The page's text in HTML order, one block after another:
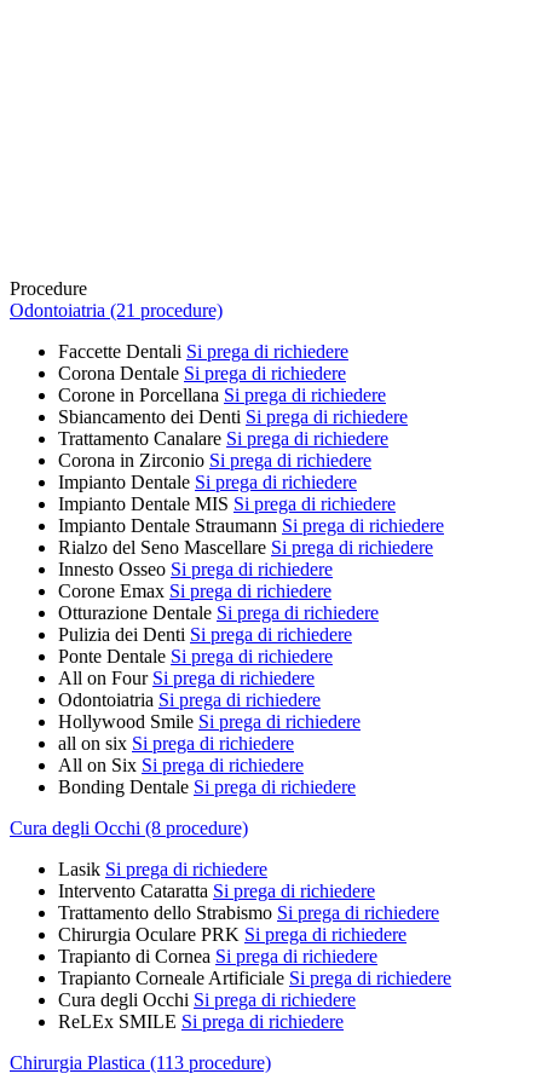
Procedure
Odontoiatria (21 procedure)
Faccette Dentali Si prega di richiedere
Corona Dentale Si prega di richiedere
Corone in Porcellana Si prega di richiedere
Sbiancamento dei Denti Si prega di richiedere
Trattamento Canalare Si prega di richiedere
Corona in Zirconio Si prega di richiedere
Impianto Dentale Si prega di richiedere
Impianto Dentale MIS Si prega di richiedere
Impianto Dentale Straumann Si prega di richiedere
Rialzo del Seno Mascellare Si prega di richiedere
Innesto Osseo Si prega di richiedere
Corone Emax Si prega di richiedere
Otturazione Dentale Si prega di richiedere
Pulizia dei Denti Si prega di richiedere
Ponte Dentale Si prega di richiedere
All on Four Si prega di richiedere
Odontoiatria Si prega di richiedere
Hollywood Smile Si prega di richiedere
all on six Si prega di richiedere
All on Six Si prega di richiedere
Bonding Dentale Si prega di richiedere
Cura degli Occhi (8 procedure)
Lasik Si prega di richiedere
Intervento Cataratta Si prega di richiedere
Trattamento dello Strabismo Si prega di richiedere
Chirurgia Oculare PRK Si prega di richiedere
Trapianto di Cornea Si prega di richiedere
Trapianto Corneale Artificiale Si prega di richiedere
Cura degli Occhi Si prega di richiedere
ReLEx SMILE Si prega di richiedere
Chirurgia Plastica (113 procedure)